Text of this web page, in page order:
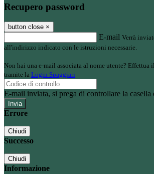
Recupero password
button close ×
E-mail Verrà
all'indirizzo indicato con le istruzioni necessarie.
Non hai una e-mail associata al nome utente? Effettua
tramite la Login Spaggiari
E-mail inviata, si prega di controllare la casella
Errore
Chiudi
Successo
Chiudi
Informazione